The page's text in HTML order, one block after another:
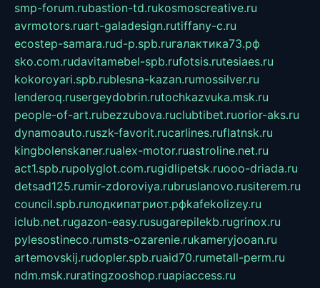
smp-forum.rubastion-td.rukosmoscreative.ru
avrmotors.ruart-galadesign.rutiffany-c.ru
ecostep-samara.rud-p.spb.ruгалактика73.рф
sko.com.rudavitamebel-spb.rufotsis.rutesiaes.ru
kokoroyari.spb.rublesna-kazan.rumossilver.ru
lenderoq.rusergeydobrin.rutochkazvuka.msk.ru
people-of-art.rubezzubova.ruclubtibet.ruorior-aks.ru
dynamoauto.ruszk-favorit.rucarlines.ruflatnsk.ru
kingbolenskaner.rualex-motor.ruastroline.net.ru
act1.spb.rupolyglot.com.rugidlipetsk.ruooo-driada.ru
detsad125.rumir-zdoroviya.rubruslanovo.rusiterem.ru
council.spb.ruлодкипатриот.рфkafekolizey.ru
iclub.net.rugazon-easy.rusugarepilekb.rugrinox.ru
pylesostineco.rumsts-ozarenie.rukameryjooan.ru
artemovskij.rudopler.spb.ruaid70.rumetall-perm.ru
ndm.msk.ruratingzooshop.ruapiaccess.ru